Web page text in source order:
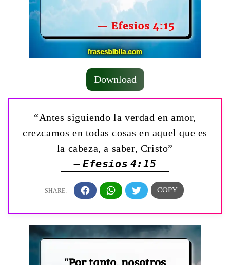
Download
“Antes siguiendo la verdad en amor,
crezcamos en todas cosas en aquel que es
la cabeza, a saber, Cristo”
— Efesios 4:15